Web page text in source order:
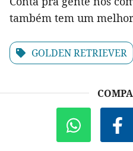
também tem um
GOLDEN RETRIEVER